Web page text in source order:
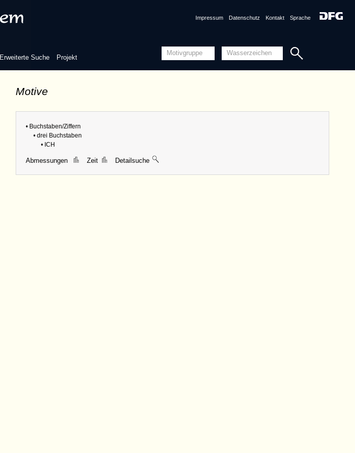
Erweiterte Suche Projekt
Impressum Datenschutz Kontakt Sprache
Motive
• Buchstaben/Ziffern
• drei Buchstaben
• ICH
Abmessungen Zeit Detailsuche